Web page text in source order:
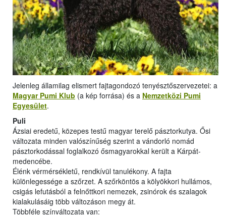
Jelenleg államilag elismert fajtagondozó tenyésztőszervezetei: a
Magyar Pumi Klub (a kép forrása) és a Nemzetközi Pumi
Egyesület.
Puli
Ázsiai eredetű, közepes testű magyar terelő pásztorkutya. Ősi
változata minden valószínűség szerint a vándorló nomád
pásztorkodással foglalkozó ősmagyarokkal került a Kárpát-
medencébe.
Élénk vérmérsékletű, rendkívül tanulékony. A fajta
különlegessége a szőrzet. A szőrköntös a kölyökkori hullámos,
csigás lefutásból a felnőttkori nemezek, zsinórok és szalagok
kialakulásáig több változáson megy át.
Többféle színváltozata van: